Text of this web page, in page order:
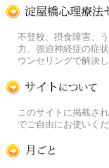
不登校、摂食障害、
力、強迫神経症の症
ウンセリングで解決し
このサイトに掲載さ
でご自由にお使いくだ